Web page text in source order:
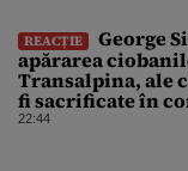
REACȚIE
George
apărarea
Transalpina, ale
fi sacrificate în
focarului de
22:44